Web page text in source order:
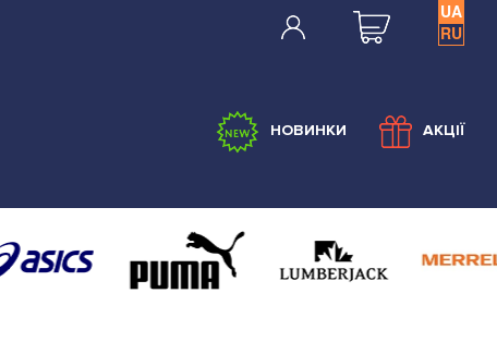
UA
RU
НОВИНКИ АКЦІЇ